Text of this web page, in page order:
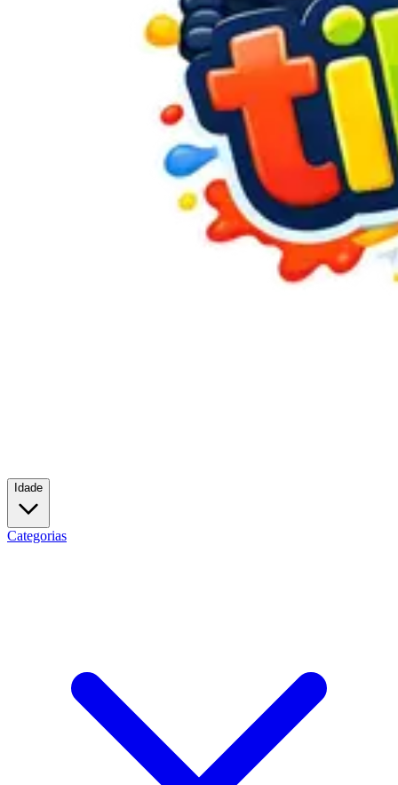
Idade
Categorias